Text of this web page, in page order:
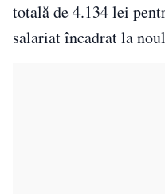
totală de 4.134 lei
salariat încadrat la